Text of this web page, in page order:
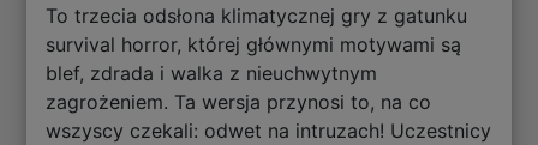
To trzecia odsłona klimatycznej gry z gatunku
survival horror, której głównymi motywami są
blef, zdrada i walka z nieuchwytnym
zagrożeniem. Ta wersja przynosi to, na co
wszyscy czekali: odwet na intruzach! Uczestnicy